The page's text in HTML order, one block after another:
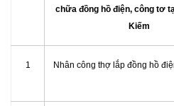
chữa đồng hồ điện, công tơ
Kiếm
1 Nhân công thợ lắp đồng hồ